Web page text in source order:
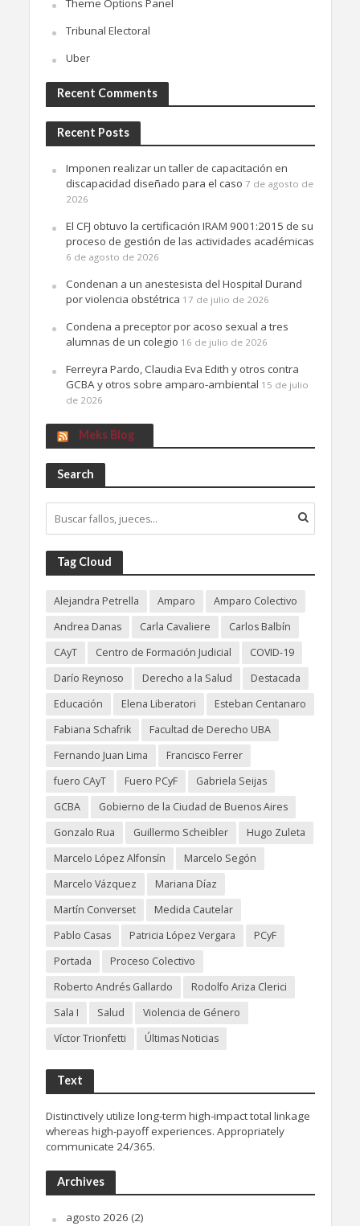
Theme Options Panel
Tribunal Electoral
Uber
Recent Comments
Recent Posts
Imponen realizar un taller de capacitación en
discapacidad diseñado para el caso 7 de agosto de
2026
El CFJ obtuvo la certificación IRAM 9001:2015 de su
proceso de gestión de las actividades académicas
6 de agosto de 2026
Condenan a un anestesista del Hospital Durand
por violencia obstétrica 17 de julio de 2026
Condena a preceptor por acoso sexual a tres
alumnas de un colegio 16 de julio de 2026
Ferreyra Pardo, Claudia Eva Edith y otros contra
GCBA y otros sobre amparo-ambiental 15 de julio
de 2026
Meks Blog
Search
Tag Cloud
Alejandra Petrella Amparo
Amparo Colectivo
Andrea Danas
Carla Cavaliere
Carlos Balbín
CAyT
Centro de Formación Judicial
COVID-19
Darío Reynoso
Derecho a la Salud
Destacada
Educación
Elena Liberatori
Esteban Centanaro
Fabiana Schafrik
Facultad de Derecho UBA
Fernando Juan Lima
Francisco Ferrer
fuero CAyT
Fuero PCyF
Gabriela Seijas
GCBA
Gobierno de la Ciudad de Buenos Aires
Gonzalo Rua
Guillermo Scheibler
Hugo Zuleta
Marcelo López Alfonsín
Marcelo Segón
Marcelo Vázquez
Mariana Díaz
Martín Converset
Medida Cautelar
Pablo Casas
Patricia López Vergara
PCyF
Portada
Proceso Colectivo
Roberto Andrés Gallardo
Rodolfo Ariza Clerici
Sala I
Salud
Violencia de Género
Víctor Trionfetti
Últimas Noticias
Text
Distinctively utilize long-term high-impact total linkage
whereas high-payoff experiences. Appropriately
communicate 24/365.
Archives
agosto 2026 (2)